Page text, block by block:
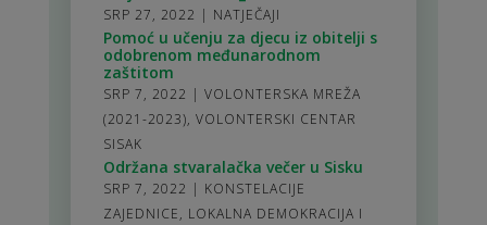
SRP 27, 2022 | NATJEČAJI
Pomoć u učenju za djecu iz obitelji s
odobrenom međunarodnom
zaštitom
SRP 7, 2022 | VOLONTERSKA MREŽA
(2021-2023), VOLONTERSKI CENTAR
SISAK
Održana stvaralačka večer u Sisku
SRP 7, 2022 | KONSTELACIJE
ZAJEDNICE, LOKALNA DEMOKRACIJA I